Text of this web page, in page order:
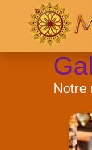
Notre